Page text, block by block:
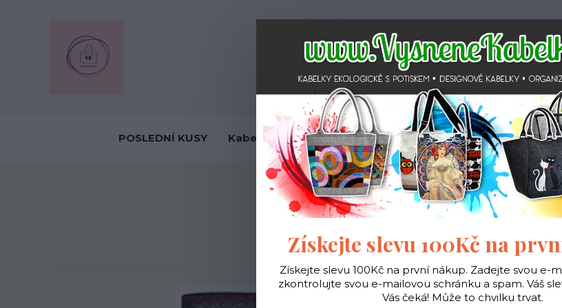
OBCHODNÍ PODMÍNKY JAK NAKUPOVAT KONTAKTY
Hledat
POSLEDNÍ KUSY Kabelky ekologické Vaky na záda Polštáře
Úvod Doplňky Obal na bryle - Romantik
Obal na bryle -
Získejte slevu 100Kč na
Získejte slevu 100Kč na první nákup. Zadejte svou e-
zkontrolujte svou e-mailovou schránku a spam. Váš
Vás čeká! Může to chvilku trvat.